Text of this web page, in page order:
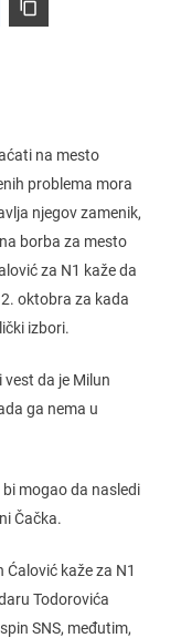
na mesto
problema mora
njegov zamenik,
borba za mesto
za N1 kaže da
oktobra za kada
izbori.
vest da je Milun
ga nema u
mogao da nasledi
Čačka.
kaže za N1
Todorovića
SNS, međutim,